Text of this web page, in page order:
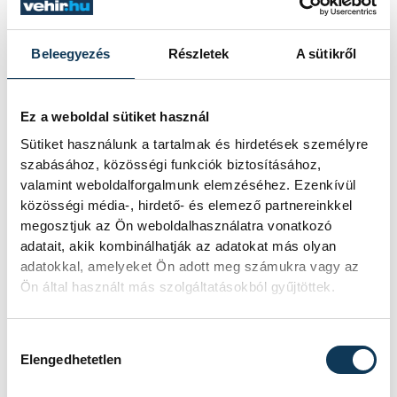
Beleegyezés Részletek A sütikről
Ez a weboldal sütiket használ
Sütiket használunk a tartalmak és hirdetések személyre
szabásához, közösségi funkciók biztosításához,
valamint weboldalforgalmunk elemzéséhez. Ezenkívül
közösségi média-, hirdető- és elemező partnereinkkel
megosztjuk az Ön weboldalhasználatra vonatkozó
adatait, akik kombinálhatják az adatokat más olyan
adatokkal, amelyeket Ön adott meg számukra vagy az
Ön által használt más szolgáltatásokból gyűjtöttek.
Elengedhetetlen
TOVÁBBI CIKKEK
KÖZÉRDEKŰ
Ismét permetezik a
vadgesztenyefákat